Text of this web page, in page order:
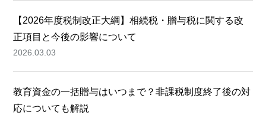
【2026年度税制改正大綱】相続税・贈与税に関する改
正項目と今後の影響について
2026.03.03
教育資金の一括贈与はいつまで？非課税制度終了後の対
応についても解説